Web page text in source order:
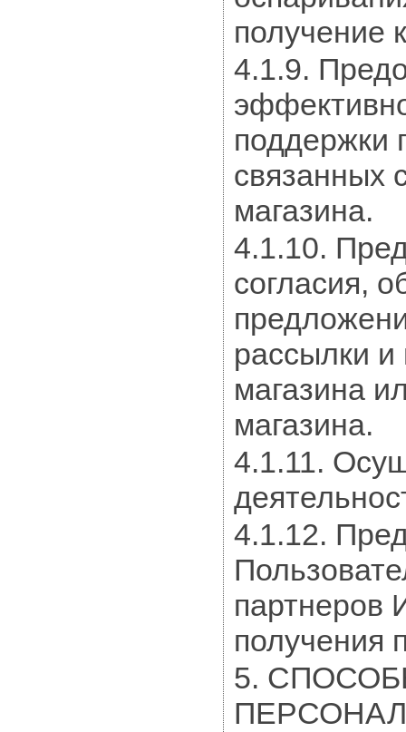
получение
4.1.9.
поддержки
связанных
магазина.
4.1.10.
согласия,
рассылки
магазина
магазина.
4.1.11.
4.1.12.
партнеров
получения
5.